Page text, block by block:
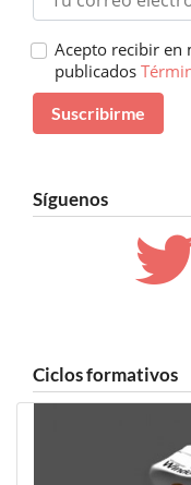
Acepto recibir en
publicados
Síguenos
Ciclos formativos